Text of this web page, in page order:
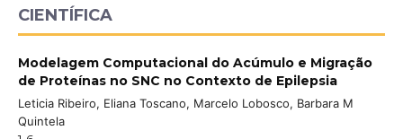
CIENTÍFICA
Modelagem Computacional do Acúmulo e Migração
de Proteínas no SNC no Contexto de Epilepsia
Leticia Ribeiro, Eliana Toscano, Marcelo Lobosco, Barbara M
Quintela